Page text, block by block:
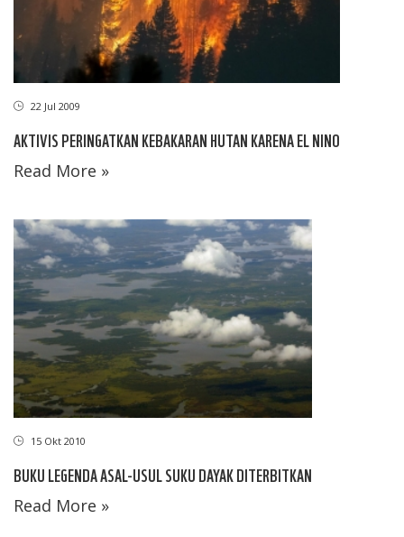
22 Jul 2009
AKTIVIS PERINGATKAN KEBAKARAN HUTAN KARENA EL NINO
Read More »
15 Okt 2010
BUKU LEGENDA ASAL-USUL SUKU DAYAK DITERBITKAN
Read More »